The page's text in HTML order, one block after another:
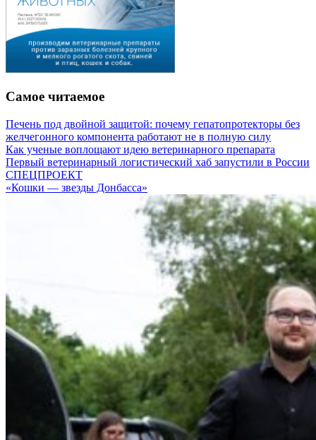
Самое читаемое
Печень под двойной защитой: почему гепатопротекторы без
желчегонного компонента работают не в полную силу
Как ученые воплощают идею ветеринарного препарата
Первый ветеринарный логистический хаб запустили в России
СПЕЦПРОЕКТ
«Кошки — звезды Донбасса»